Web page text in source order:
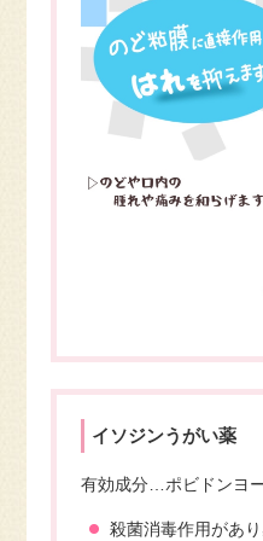
イソジンうがい薬
有効成分…ポビドンヨ
殺菌消毒作用があ